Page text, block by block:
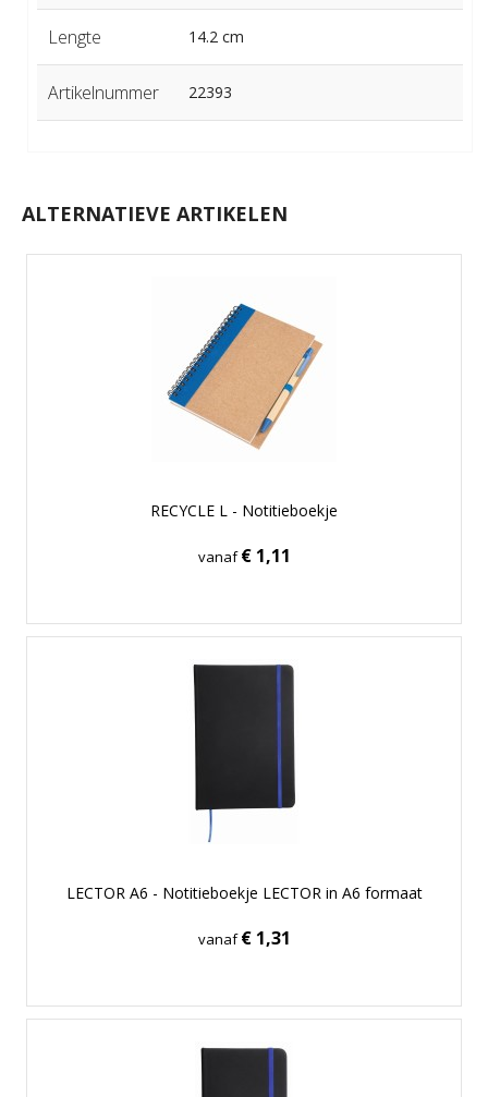
Lengte 14.2 cm
Artikelnummer 22393
ALTERNATIEVE ARTIKELEN
RECYCLE L - Notitieboekje
vanaf€ 1,11
LECTOR A6 - Notitieboekje LECTOR in A6 formaat
vanaf€ 1,31